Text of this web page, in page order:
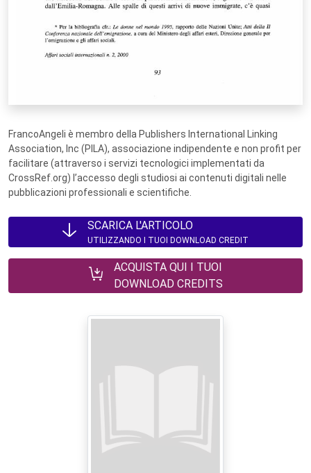
FrancoAngeli è membro della Publishers International Linking
Association, Inc (PILA), associazione indipendente e non profit per
facilitare (attraverso i servizi tecnologici implementati da
CrossRef.org) l’accesso degli studiosi ai contenuti digitali nelle
pubblicazioni professionali e scientifiche.
SCARICA L'ARTICOLO
UTILIZZANDO I TUOI DOWNLOAD CREDIT
ACQUISTA QUI I TUOI
DOWNLOAD CREDITS